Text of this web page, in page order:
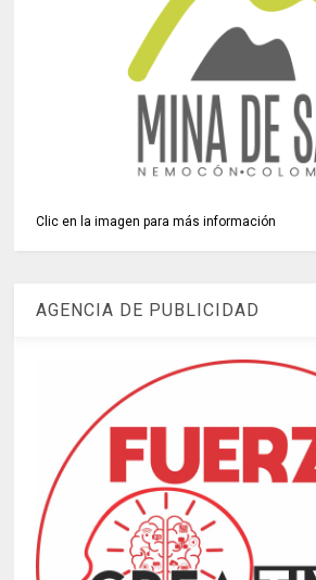
Clic en la imagen para más información
AGENCIA DE PUBLICIDAD